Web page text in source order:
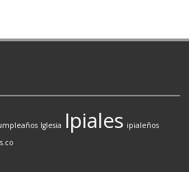
Iglesia Ipiales ipialeños